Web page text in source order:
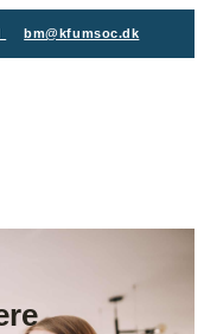
bm@kfumsoc.dk